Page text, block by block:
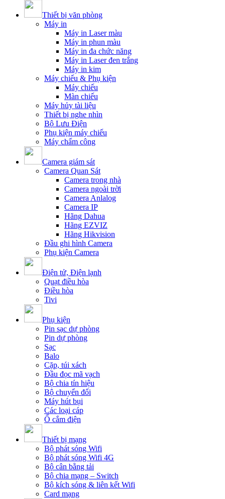
Thiết bị văn phòng
Máy in
Máy in Laser màu
Máy in phun màu
Máy in đa chức năng
Máy in Laser đen trắng
Máy in kim
Máy chiếu & Phụ kiện
Máy chiếu
Màn chiếu
Máy hủy tài liệu
Thiết bị nghe nhìn
Bộ Lưu Điện
Phụ kiện máy chiếu
Máy chấm công
Camera giám sát
Camera Quan Sát
Camera trong nhà
Camera ngoài trời
Camera Anlalog
Camera IP
Hãng Dahua
Hãng EZVIZ
Hãng Hikvision
Đầu ghi hình Camera
Phụ kiện Camera
Điện tử, Điện lạnh
Quạt điều hòa
Điều hòa
Tivi
Phụ kiện
Pin sạc dự phòng
Pin dự phòng
Sạc
Balo
Cặp, túi xách
Đầu đọc mã vạch
Bộ chia tín hiệu
Bộ chuyển đổi
Máy hút bụi
Các loại cáp
Ổ cắm điện
Thiết bị mạng
Bộ phát sóng Wifi
Bộ phát sóng Wifi 4G
Bộ cân bằng tải
Bộ chia mạng – Switch
Bộ kích sóng & liên kết Wifi
Card mạng